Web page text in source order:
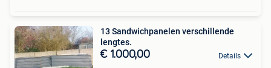
13 Sandwichpanelen verschillende
lengtes.
€ 1.000,00 Details